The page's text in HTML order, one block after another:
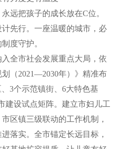
把孩子的成长放在C位。
先行。一座温暖的城市，必
度守护。
市社会发展重点大局，依
（2021—2030年）》精准布
3个示范镇街、6大特色基
建设试点矩阵。建立市妇儿工
区镇三级联动的工作机制，
落实。全市锚定长远目标，